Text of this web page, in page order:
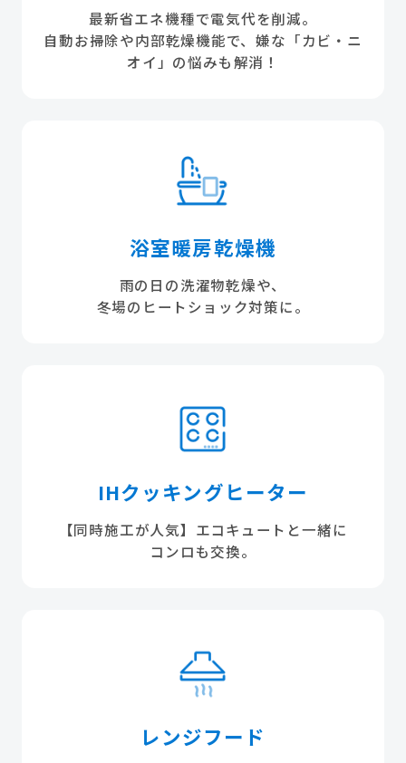
最新省エネ機種で電気代を削減。
自動お掃除や内部乾燥機能で、嫌な「カビ・ニ
オイ」の悩みも解消！
浴室暖房乾燥機
雨の日の洗濯物乾燥や、
冬場のヒートショック対策に。
IHクッキングヒーター
【同時施工が人気】エコキュートと一緒に
コンロも交換。
レンジフード